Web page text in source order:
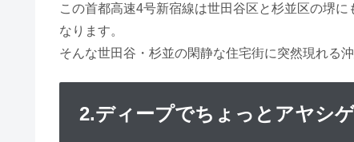
この首都高速4号新宿線は世田谷区と杉並区の堺
なります。
そんな世田谷・杉並の閑静な住宅街に突然現れる
2.ディープでちょっとアヤシ